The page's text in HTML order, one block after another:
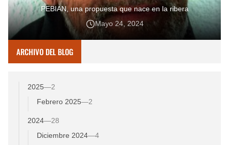
PEBIAN, una propuesta que nace en la ribera
Mayo 24, 2024
ARCHIVO DEL BLOG
2025—2
Febrero 2025—2
2024—28
Diciembre 2024—4